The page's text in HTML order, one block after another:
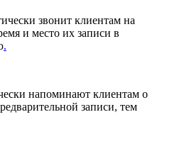
звонит клиентам на
и место их записи в
.
напоминают клиентам о
записи, тем